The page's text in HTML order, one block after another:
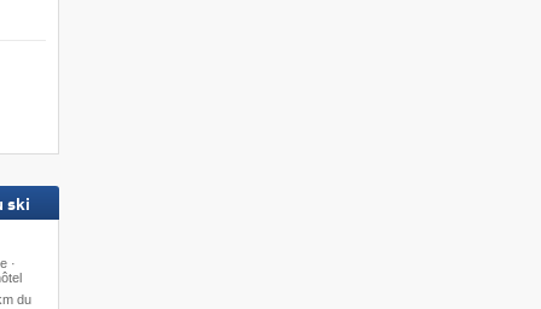
ski
·
du